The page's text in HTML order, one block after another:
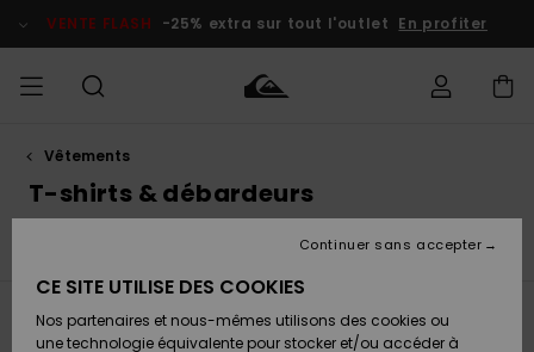
de
grille
des
produits
VENTE FLASH -25% extra sur tout l'outlet En profiter
HOMME
Accessoires
Chaussures
Accessoires
Chaussures
FEMME
Nouveautés
A
Homme
Enfant
Shop
Snow
Shop
Enfant
Homme
Enfant
Nederlands
ma
commande
Retours
Vêtements
T-shirts & débardeurs
Chemises & Polos Shorts
Filtrer & Trier 246Resultats
CE SITE UTILISE DES COOKIES
Nos partenaires et nous-mêmes utilisons des cookies ou
une technologie équivalente pour stocker et/ou accéder à
Continuer sans accepter